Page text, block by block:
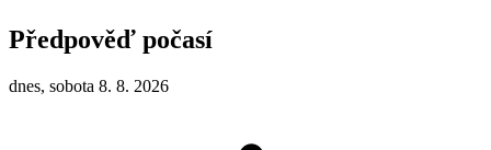
Předpověď počasí
dnes, sobota 8. 8. 2026